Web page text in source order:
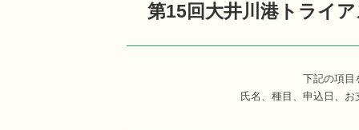
第15回大井川港トライ
下記の項目
氏名、種目、申込日、